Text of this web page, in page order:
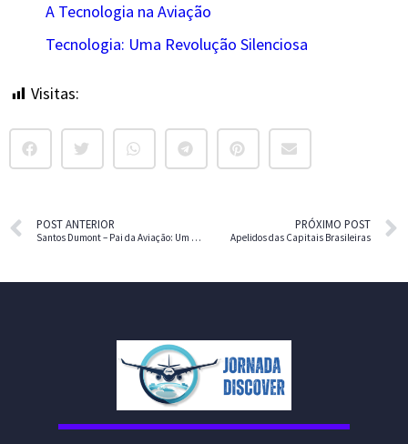
A Tecnologia na Aviação
Tecnologia: Uma Revolução Silenciosa
Visitas:
POST ANTERIOR
Santos Dumont – Pai da Aviação: Um Legado Imortal
PRÓXIMO POST
Apelidos das Capitais Brasileiras